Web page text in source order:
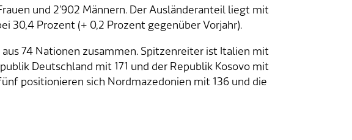
und 2’902 Männern. Der Ausländeranteil liegt mit
30,4 Prozent (+ 0,2 Prozent gegenüber Vorjahr).
74 Nationen zusammen. Spitzenreiter ist Italien mit
Deutschland mit 171 und der Republik Kosovo mit
positionieren sich Nordmazedonien mit 136 und die